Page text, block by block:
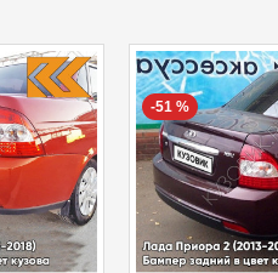
-51 %